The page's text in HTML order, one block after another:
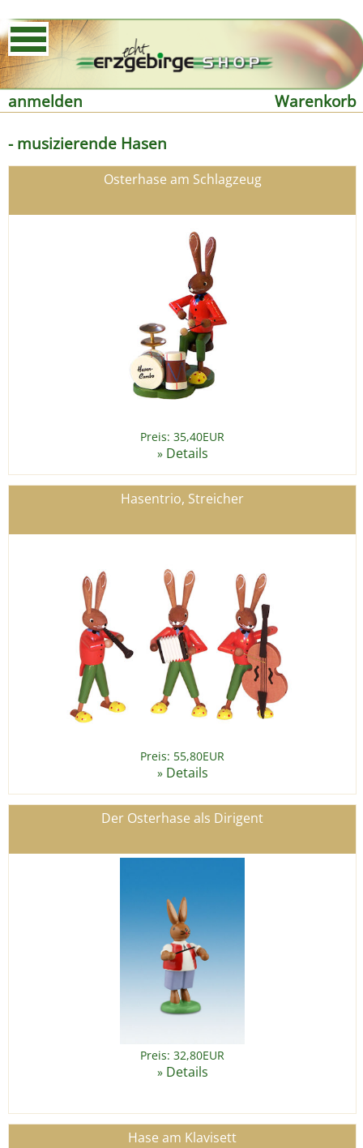
anmelden
Warenkorb
- musizierende Hasen
Osterhase am Schlagzeug
Preis: 35,40EUR
» Details
Hasentrio, Streicher
Preis: 55,80EUR
» Details
Der Osterhase als Dirigent
Preis: 32,80EUR
» Details
Hase am Klavisett